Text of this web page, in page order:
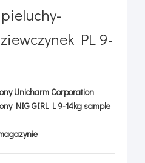
PL 9-
Unicharm Corporation
NIG GIRL L 9-14kg sample